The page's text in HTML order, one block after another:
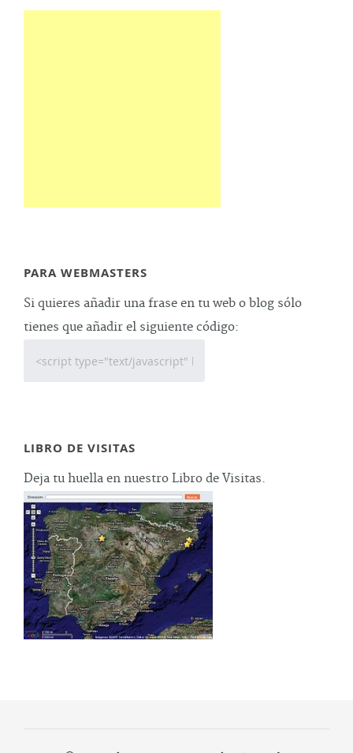
PARA WEBMASTERS
Si quieres añadir una frase en tu web o blog sólo
tienes que añadir el siguiente código:
LIBRO DE VISITAS
Deja tu huella en nuestro Libro de Visitas.